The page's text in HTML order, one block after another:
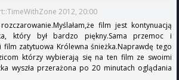
2012, 20:00
film jest kontynuacją
który był bardzo piękny.Sama przemoc i
film zatytuowa Królewna śnieżka.Naprawdę tego
którzy wybierają się na ten film ze swoimi
wyszła przerażona po 20 minutach oglądania